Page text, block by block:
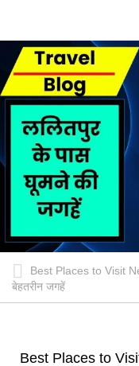
Best Places to Visit
बेहतरीन जगहें
Best Places to